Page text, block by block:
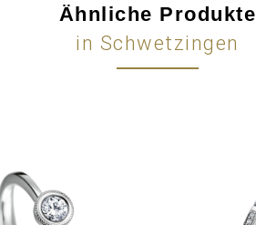
Ähnliche Produkte
in Schwetzingen